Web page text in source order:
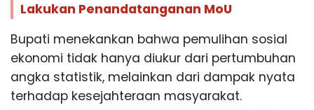
Lakukan Penandatanganan MoU
Bupati menekankan bahwa pemulihan sosial
ekonomi tidak hanya diukur dari pertumbuhan
angka statistik, melainkan dari dampak nyata
terhadap kesejahteraan masyarakat.